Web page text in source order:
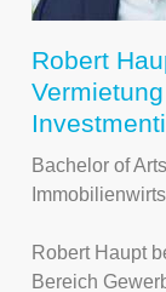
Robert
Bachelor of
Robert Haupt
Bereich